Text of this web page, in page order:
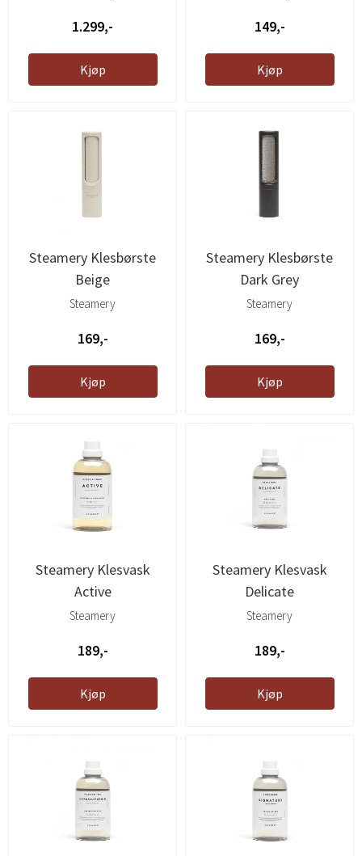
1.299,-
Kjøp
149,-
Kjøp
Steamery Klesbørste
Beige
Steamery
169,-
Kjøp
Steamery Klesbørste
Dark Grey
Steamery
169,-
Kjøp
Steamery Klesvask
Active
Steamery
189,-
Kjøp
Steamery Klesvask
Delicate
Steamery
189,-
Kjøp